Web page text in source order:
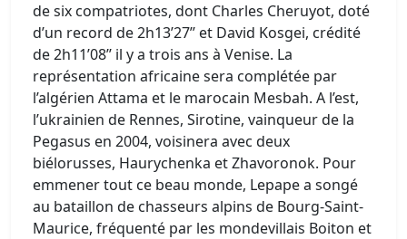
de six compatriotes, dont Charles Cheruyot, doté
d’un record de 2h13’27’’ et David Kosgei, crédité
de 2h11’08’’ il y a trois ans à Venise. La
représentation africaine sera complétée par
l’algérien Attama et le marocain Mesbah. A l’est,
l’ukrainien de Rennes, Sirotine, vainqueur de la
Pegasus en 2004, voisinera avec deux
biélorusses, Haurychenka et Zhavoronok. Pour
emmener tout ce beau monde, Lepape a songé
au bataillon de chasseurs alpins de Bourg-Saint-
Maurice, fréquenté par les mondevillais Boiton et